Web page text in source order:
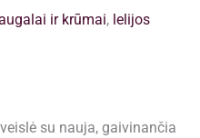
ir krūmai, lelijos
su nauja, gaivinančia